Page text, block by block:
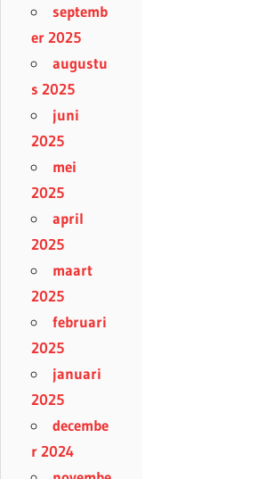
septemb
er 2025
augustu
s 2025
juni
2025
mei
2025
april
2025
maart
2025
februari
2025
januari
2025
decembe
r 2024